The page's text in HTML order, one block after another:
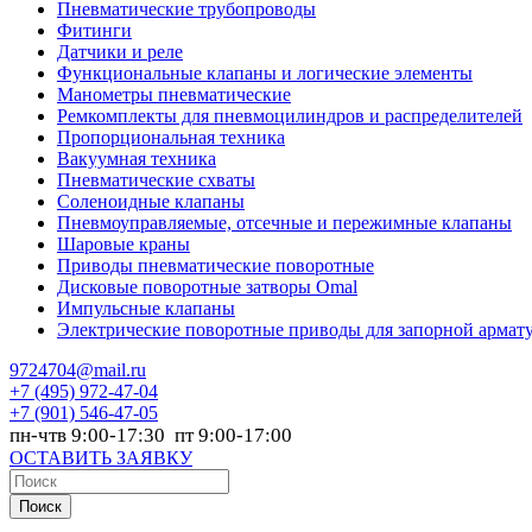
Пневматические трубопроводы
Фитинги
Датчики и реле
Функциональные клапаны и логические элементы
Манометры пневматические
Ремкомплекты для пневмоцилиндров и распределителей
Пропорциональная техника
Вакуумная техника
Пневматические схваты
Соленоидные клапаны
Пневмоуправляемые, отсечные и пережимные клапаны
Шаровые краны
Приводы пневматические поворотные
Дисковые поворотные затворы Omal
Импульсные клапаны
Электрические поворотные приводы для запорной
9724704@mail.ru
+7 (495) 972-47-04
+7 (901) 546-47-05
пн-чтв 9:00-17:30 пт 9:00-17:00
ОСТАВИТЬ ЗАЯВКУ
Поиск